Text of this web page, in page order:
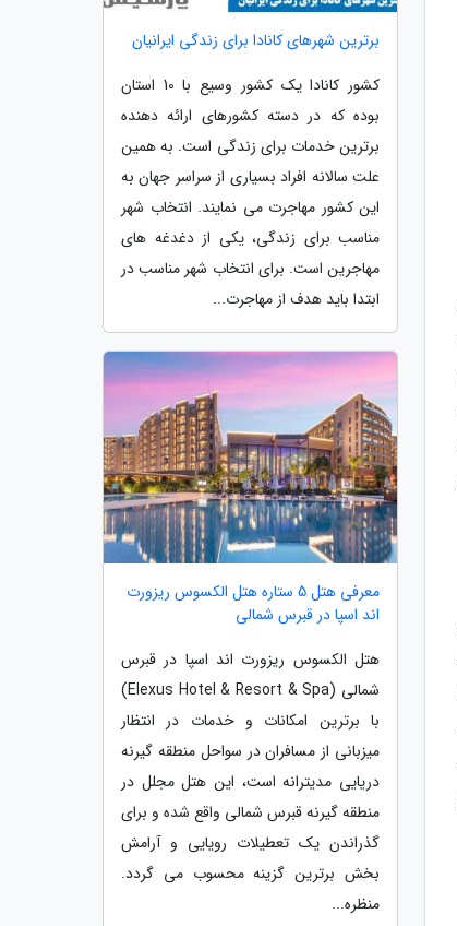
برترین شهرهای کانادا برای زندگی ایرانیان
کشور کانادا یک کشور وسیع با 10 استان
بوده که در دسته کشورهای ارائه دهنده
برترین خدمات برای زندگی است. به همین
علت سالانه افراد بسیاری از سراسر جهان به
این کشور مهاجرت می نمایند. انتخاب شهر
مناسب برای زندگی، یکی از دغدغه های
مهاجرین است. برای انتخاب شهر مناسب در
ابتدا باید هدف از مهاجرت...
معرفی هتل 5 ستاره هتل الکسوس ریزورت
اند اسپا در قبرس شمالی
هتل الکسوس ریزورت اند اسپا در قبرس
شمالی (Elexus Hotel & Resort & Spa)
با برترین امکانات و خدمات در انتظار
میزبانی از مسافران در سواحل منطقه گیرنه
دریایی مدیترانه است، این هتل مجلل در
منطقه گیرنه قبرس شمالی واقع شده و برای
گذراندن یک تعطیلات رویایی و آرامش
بخش برترین گزینه محسوب می گردد.
منظره...